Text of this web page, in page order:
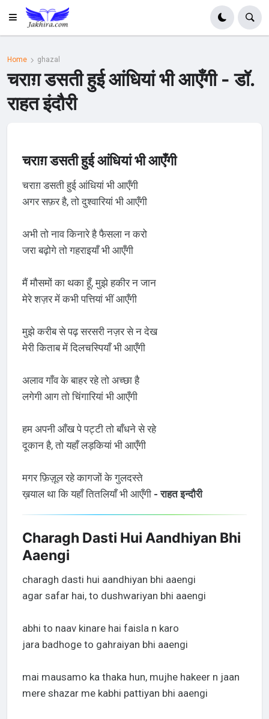
Home ghazal
चराग़ डसती हुई आंधियां भी आएँगी - डॉ.
राहत इंदौरी
चराग़ डसती हुई आंधियां भी आएँगी
चराग़ डसती हुई आंधियां भी आएँगी
अगर सफ़र है, तो दुश्वारियां भी आएँगी
अभी तो नाव किनारे है फैसला न करो
जरा बढ़ोगे तो गहराइयाँ भी आएँगी
मैं मौसमों का थका हूँ, मुझे हकीर न जान
मेरे शज़र में कभी पत्तियां भीं आएँगी
मुझे करीब से पढ़ सरसरी नज़र से न देख
मेरी किताब में दिलचस्पियाँ भी आएँगी
अलाव गाँव के बाहर रहे तो अच्छा है
लगेगी आग तो चिंगारियां भी आएँगी
हम अपनी आँख पे पट्टी तो बाँधने से रहे
दूकान है, तो यहाँ लड़कियां भी आएँगी
मगर फ़िज़ूल रहे कागजों के गुलदस्ते
ख़याल था कि यहाँ तितलियाँ भी आएँगी - राहत इन्दौरी
Charagh Dasti Hui Aandhiyan Bhi
Aaengi
charagh dasti hui aandhiyan bhi aaengi
agar safar hai, to dushwariyan bhi aaengi
abhi to naav kinare hai faisla n karo
jara badhoge to gahraiyan bhi aaengi
mai mausamo ka thaka hun, mujhe hakeer n jaan
mere shazar me kabhi pattiyan bhi aaengi